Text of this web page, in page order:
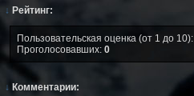
↓ Рейтинг:
Пользовательская оценка (от 1 до 10):
Проголосовавших: 0
↓ Комментарии: